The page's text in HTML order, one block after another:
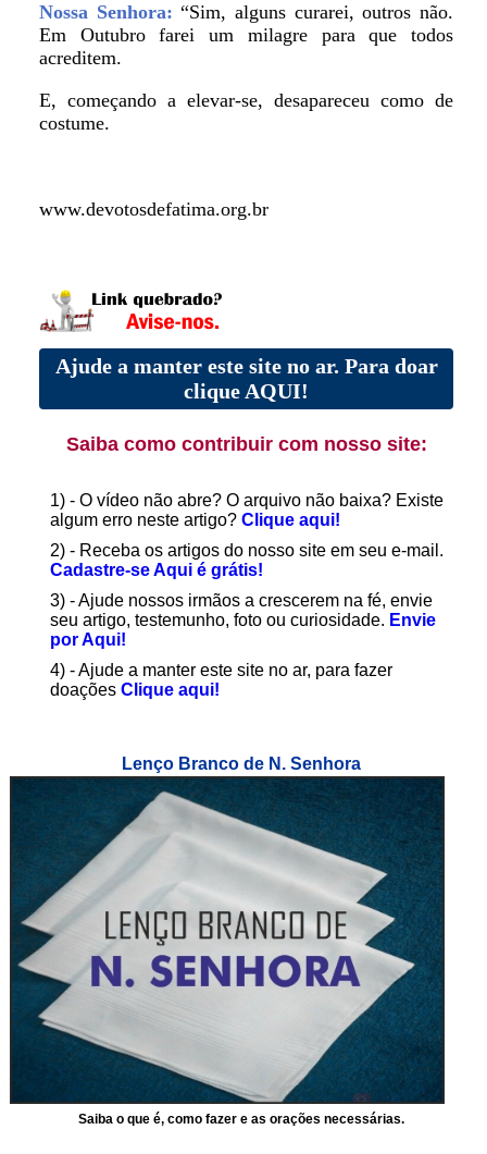
Nossa Senhora: “Sim, alguns curarei, outros não.
Em Outubro farei um milagre para que todos
acreditem.
E, começando a elevar-se, desapareceu como de
costume.
www.devotosdefatima.org.br
Ajude a manter este site no ar. Para doar
clique AQUI!
Saiba como contribuir com nosso site:
1) - O vídeo não abre? O arquivo não baixa? Existe
algum erro neste artigo? Clique aqui!
2) - Receba os artigos do nosso site em seu e-mail.
Cadastre-se Aqui é grátis!
3) - Ajude nossos irmãos a crescerem na fé, envie
seu artigo, testemunho, foto ou curiosidade. Envie
por Aqui!
4) - Ajude a manter este site no ar, para fazer
doações Clique aqui!
Lenço Branco de N. Senhora
Saiba o que é, como fazer e as orações necessárias.